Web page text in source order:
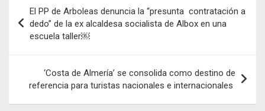
de
entradas
El PP de Arboleas denuncia la “presunta contratación a
dedo” de la ex alcaldesa socialista de Albox en una
escuela taller￼
‘Costa de Almería’ se consolida como destino de
referencia para turistas nacionales e internacionales